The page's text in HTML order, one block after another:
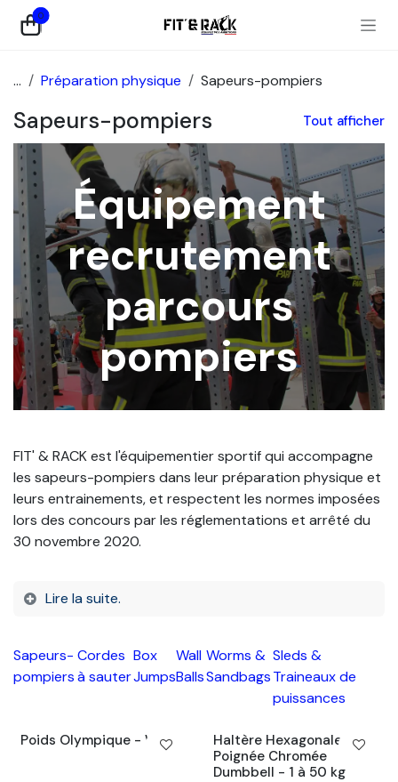
Se rendre au contenu
0
... Préparation physique Sapeurs-pompiers
Sapeurs-pompiers Tout afficher
Équipement
recrutement
parcours
pompiers
FIT' & RACK est l'équipementier sportif qui accompagne
les sapeurs-pompiers dans leur préparation physique et
leurs entrainements, et respectent les normes imposées
lors des concours par les réglementations et arrêté du
30 novembre 2020.
Lire la suite.
Sapeurs-
pompiers
Cordes
à sauter
Box
Jumps
Wall
Balls
Worms &
Sandbags
Sleds &
Traineaux de
puissances
Poids Olympique - WOD
Haltère Hexagonale
Poignée Chromée
Dumbbell - 1 à 50 kg